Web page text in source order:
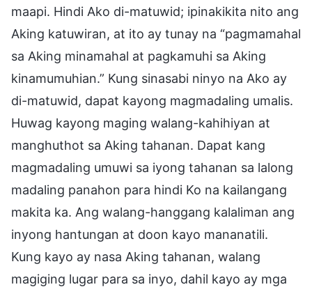
maapi. Hindi Ako di-matuwid; ipinakikita nito ang
Aking katuwiran, at ito ay tunay na “pagmamahal
sa Aking minamahal at pagkamuhi sa Aking
kinamumuhian.” Kung sinasabi ninyo na Ako ay
di-matuwid, dapat kayong magmadaling umalis.
Huwag kayong maging walang-kahihiyan at
manghuthot sa Aking tahanan. Dapat kang
magmadaling umuwi sa iyong tahanan sa lalong
madaling panahon para hindi Ko na kailangang
makita ka. Ang walang-hanggang kalaliman ang
inyong hantungan at doon kayo mananatili.
Kung kayo ay nasa Aking tahanan, walang
magiging lugar para sa inyo, dahil kayo ay mga